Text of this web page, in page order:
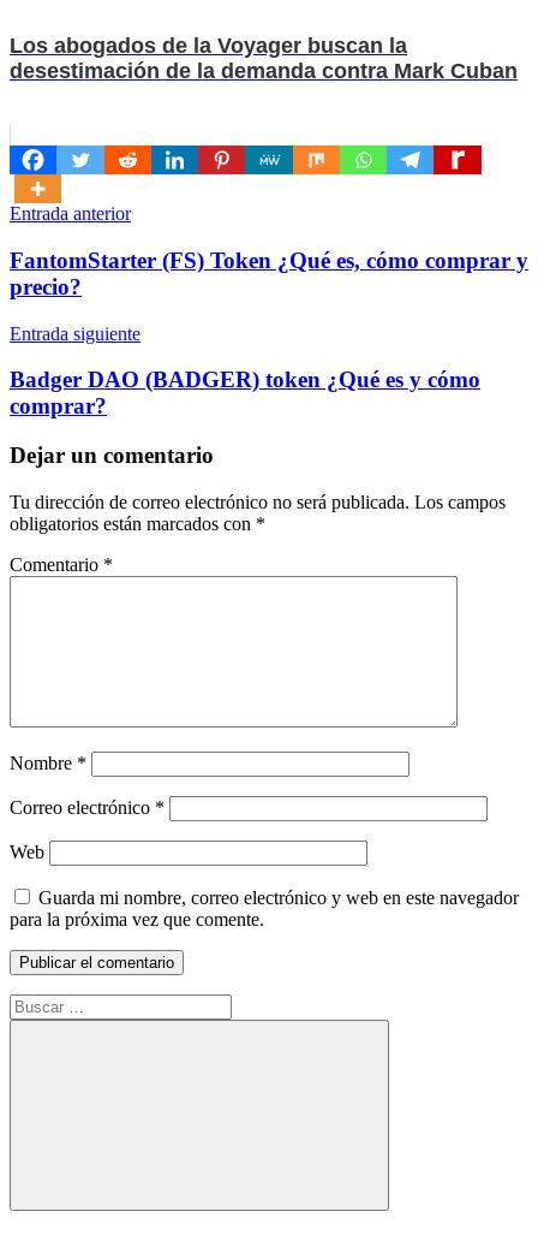
Los abogados de la Voyager buscan la
desestimación de la demanda contra Mark Cuban
Navegación
de
entradas
Entrada anterior
FantomStarter (FS) Token ¿Qué es, cómo comprar y
precio?
Entrada siguiente
Badger DAO (BADGER) token ¿Qué es y cómo
comprar?
Dejar un comentario
Tu dirección de correo electrónico no será publicada. Los campos
obligatorios están marcados con *
Comentario *
Nombre *
Correo electrónico *
Web
Guarda mi nombre, correo electrónico y web en este navegador
para la próxima vez que comente.
Buscar:
Buscar